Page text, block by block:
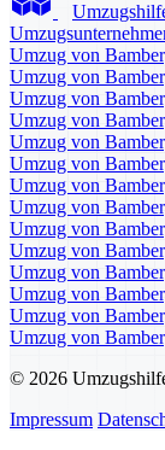
Umzug von
Umzug von
Umzug von
Umzug von
Umzug von
Umzug von
Umzug von
Umzug von
Umzug von
Umzug von
Umzug von
Umzug von
Umzug von
Umzug von
© 2026
Impressum